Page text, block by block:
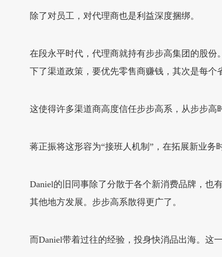
除了对员工，对代理商也是利益深度捆绑。
在段永平时代，代理商就持有步步高集团的股份
下了渠道政策，要优先零售商赚钱，其次是每
这使得许多渠道商高度信任步步高系，从步步
蒋正振将这形容为“接班人机制”，在拓展新业
Daniel的旧同事除了分散于各个新消费品牌，也
其他地方发展。步步高系散得更广了。
而Daniel带着过往的经验，投身快消品出海。这